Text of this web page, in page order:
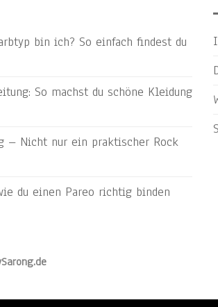
bin ich? So einfach findest du
So machst du schöne Kleidung
– Nicht nur ein praktischer Rock
du einen Pareo richtig binden